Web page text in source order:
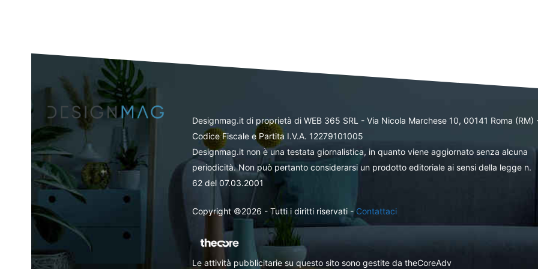
Designmag.it di proprietà di WEB 365 SRL - Via Nicola Marchese 10, 00141 Roma (RM)
Codice Fiscale e Partita I.V.A. 12279101005
Designmag.it non è una testata giornalistica, in quanto viene aggiornato senza alcuna
periodicità. Non può pertanto considerarsi un prodotto editoriale ai sensi della legge n.
62 del 07.03.2001
Copyright ©2026 - Tutti i diritti riservati -Contattaci
Le attività pubblicitarie su questo sito sono gestite da theCoreAdv